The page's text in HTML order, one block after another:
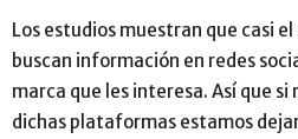
Los estudios muestran que casi el
buscan información en redes
marca que les interesa. Así que si
dichas plataformas estamos